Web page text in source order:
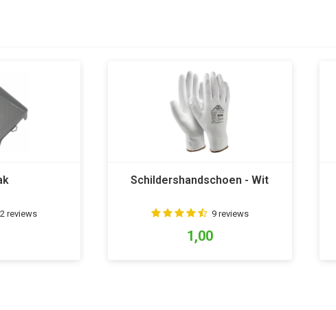
2 reviews
Schildershandschoen - Wit
9 reviews
1,00